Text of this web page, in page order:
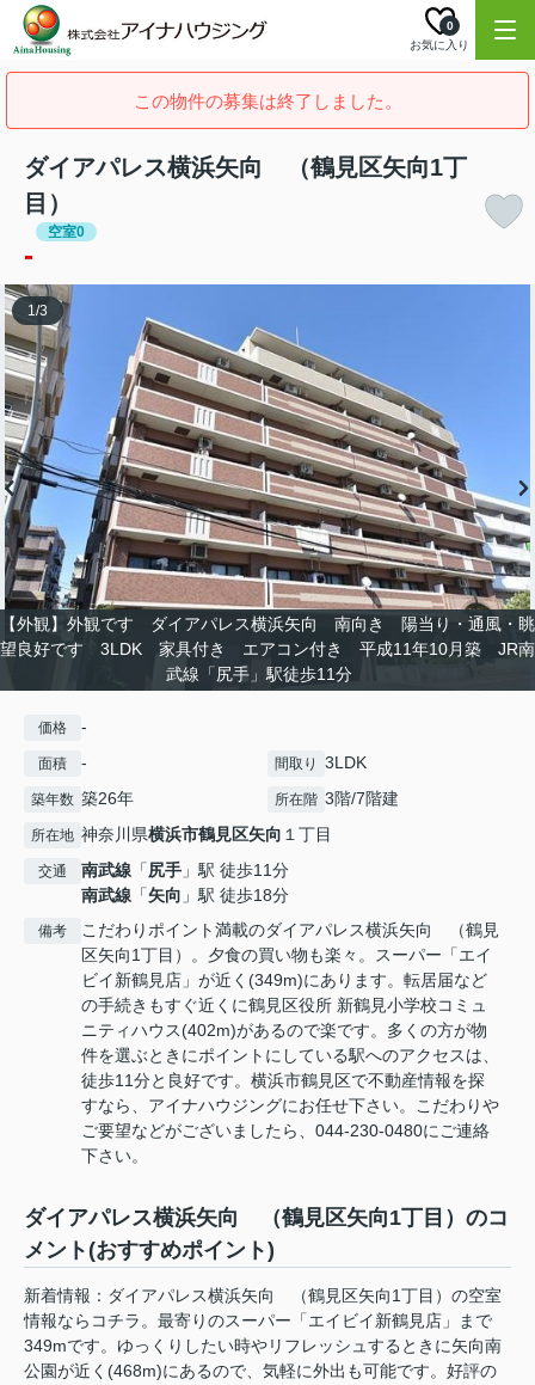
お気に入り
0
この物件の募集は終了しました。
ダイアパレス横浜矢向 （鶴見区矢向1丁
目）
空室0
-
【外観】外観です ダイアパレス横浜矢向 南向き 陽当り・通風・眺
望良好です 3LDK 家具付き エアコン付き 平成11年10月築 JR南
武線「尻手」駅徒歩11分
1/3
価格 -
面積 - 間取り 3LDK
築年数 築26年 所在階 3階/7階建
所在地 神奈川県横浜市鶴見区矢向 １丁目
交通 南武線 「尻手 」駅 徒歩11分
南武線 「矢向 」駅 徒歩18分
備考
こだわりポイント満載のダイアパレス横浜矢向 （鶴見
区矢向1丁目）。夕食の買い物も楽々。スーパー「エイ
ビイ新鶴見店」が近く(349m)にあります。転居届など
の手続きもすぐ近くに鶴見区役所 新鶴見小学校コミュ
ニティハウス(402m)があるので楽です。多くの方が物
件を選ぶときにポイントにしている駅へのアクセスは、
徒歩11分と良好です。横浜市鶴見区で不動産情報を探
すなら、アイナハウジングにお任せ下さい。こだわりや
ご要望などがございましたら、044-230-0480にご連絡
下さい。
ダイアパレス横浜矢向 （鶴見区矢向1丁目）のコ
メント(おすすめポイント)
新着情報：ダイアパレス横浜矢向 （鶴見区矢向1丁目）の空室
情報ならコチラ。最寄りのスーパー「エイビイ新鶴見店」まで
349mです。ゆっくりしたい時やリフレッシュするときに矢向南
公園が近く(468m)にあるので、気軽に外出も可能です。好評の